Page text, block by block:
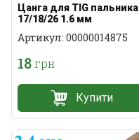
Цанга для TIG пальника
17/18/26 1.6 мм
Артикул: 00000014875
18грн
Купити